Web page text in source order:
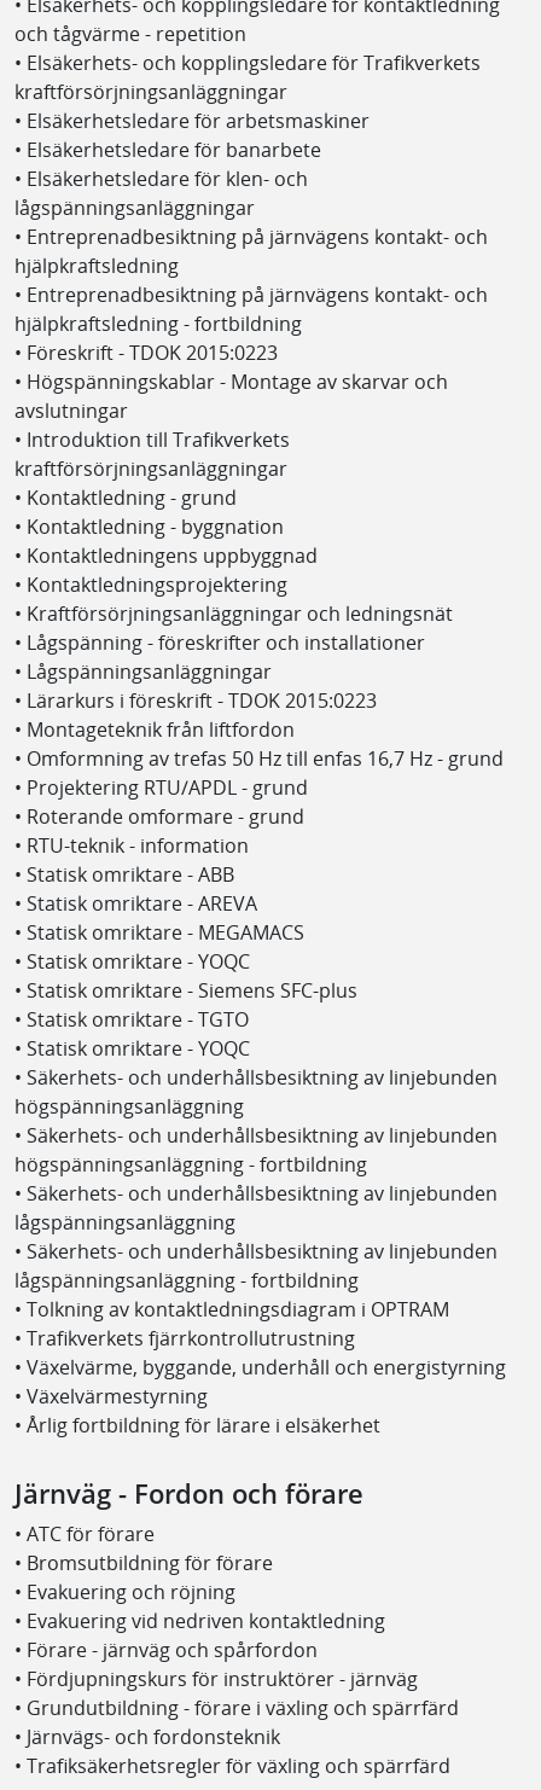
och tågvärme - repetition
• Elsäkerhets- och kopplingsledare för Trafikverkets
kraftförsörjningsanläggningar
• Elsäkerhetsledare för arbetsmaskiner
• Elsäkerhetsledare för banarbete
• Elsäkerhetsledare för klen- och
lågspänningsanläggningar
• Entreprenadbesiktning på järnvägens kontakt- och
hjälpkraftsledning
• Entreprenadbesiktning på järnvägens kontakt- och
hjälpkraftsledning - fortbildning
• Föreskrift - TDOK 2015:0223
• Högspänningskablar - Montage av skarvar och
avslutningar
• Introduktion till Trafikverkets
kraftförsörjningsanläggningar
• Kontaktledning - grund
• Kontaktledning - byggnation
• Kontaktledningens uppbyggnad
• Kontaktledningsprojektering
• Kraftförsörjningsanläggningar och ledningsnät
• Lågspänning - föreskrifter och installationer
• Lågspänningsanläggningar
• Lärarkurs i föreskrift - TDOK 2015:0223
• Montageteknik från liftfordon
• Omformning av trefas 50 Hz till enfas 16,7 Hz - grund
• Projektering RTU/APDL - grund
• Roterande omformare - grund
• RTU-teknik - information
• Statisk omriktare - ABB
• Statisk omriktare - AREVA
• Statisk omriktare - MEGAMACS
• Statisk omriktare - YOQC
• Statisk omriktare - Siemens SFC-plus
• Statisk omriktare - TGTO
• Statisk omriktare - YOQC
• Säkerhets- och underhållsbesiktning av linjebunden
högspänningsanläggning
• Säkerhets- och underhållsbesiktning av linjebunden
högspänningsanläggning - fortbildning
• Säkerhets- och underhållsbesiktning av linjebunden
lågspänningsanläggning
• Säkerhets- och underhållsbesiktning av linjebunden
lågspänningsanläggning - fortbildning
• Tolkning av kontaktledningsdiagram i OPTRAM
• Trafikverkets fjärrkontrollutrustning
• Växelvärme, byggande, underhåll och energistyrning
• Växelvärmestyrning
• Årlig fortbildning för lärare i elsäkerhet
Järnväg - Fordon och förare
• ATC för förare
• Bromsutbildning för förare
• Evakuering och röjning
• Evakuering vid nedriven kontaktledning
• Förare - järnväg och spårfordon
• Fördjupningskurs för instruktörer - järnväg
• Grundutbildning - förare i växling och spärrfärd
• Järnvägs- och fordonsteknik
• Trafiksäkerhetsregler för växling och spärrfärd